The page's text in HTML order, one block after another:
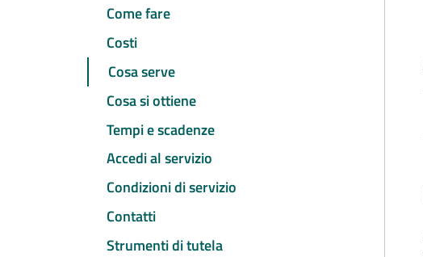
Come fare
Costi
Cosa serve
Cosa si ottiene
Tempi e scadenze
Accedi al servizio
Condizioni di servizio
Contatti
Strumenti di tutela